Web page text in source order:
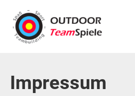
Impressum